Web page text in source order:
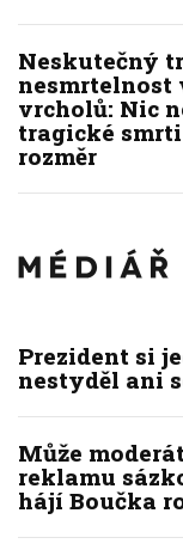
Neskutečný
nesmrtelnost
vrcholů: Nic
tragické
rozměr
Prezident si
nestyděl ani
Může
reklamu
hájí Boučka